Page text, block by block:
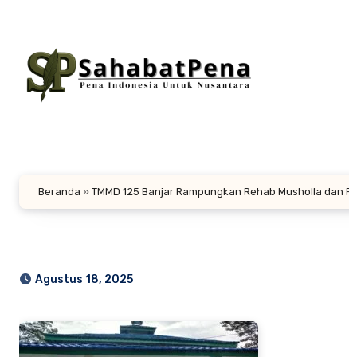
konten
Beranda » TMMD 125 Banjar Rampungkan Rehab Musholla
Agustus 18, 2025